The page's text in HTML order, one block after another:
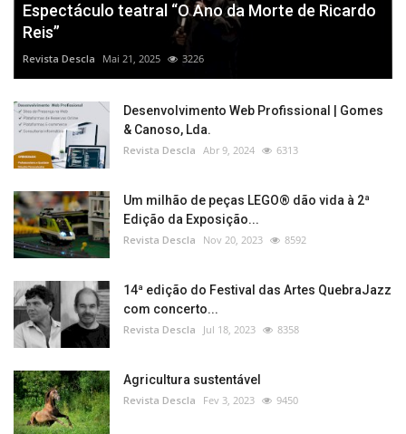
Espectáculo teatral “O Ano da Morte de Ricardo
Reis”
Revista Descla Mai 21, 2025 3226
Desenvolvimento Web Profissional | Gomes
& Canoso, Lda.
Revista Descla Abr 9, 2024 6313
Um milhão de peças LEGO® dão vida à 2ª
Edição da Exposição...
Revista Descla Nov 20, 2023 8592
14ª edição do Festival das Artes QuebraJazz
com concerto...
Revista Descla Jul 18, 2023 8358
Agricultura sustentável
Revista Descla Fev 3, 2023 9450